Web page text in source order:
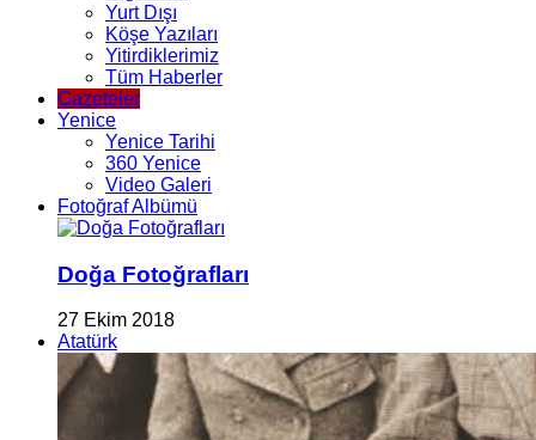
Yurt Dışı
Köşe Yazıları
Yitirdiklerimiz
Tüm Haberler
Gazeteler
Yenice
Yenice Tarihi
360 Yenice
Video Galeri
Fotoğraf Albümü
Doğa Fotoğrafları
27 Ekim 2018
Atatürk